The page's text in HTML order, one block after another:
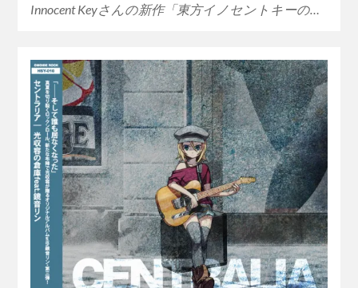
Innocent Keyさんの新作「東方イノセントキーの…